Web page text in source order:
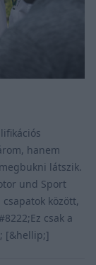
hanem
látszik.
und Sport
között,
csak a
[&hellip;]